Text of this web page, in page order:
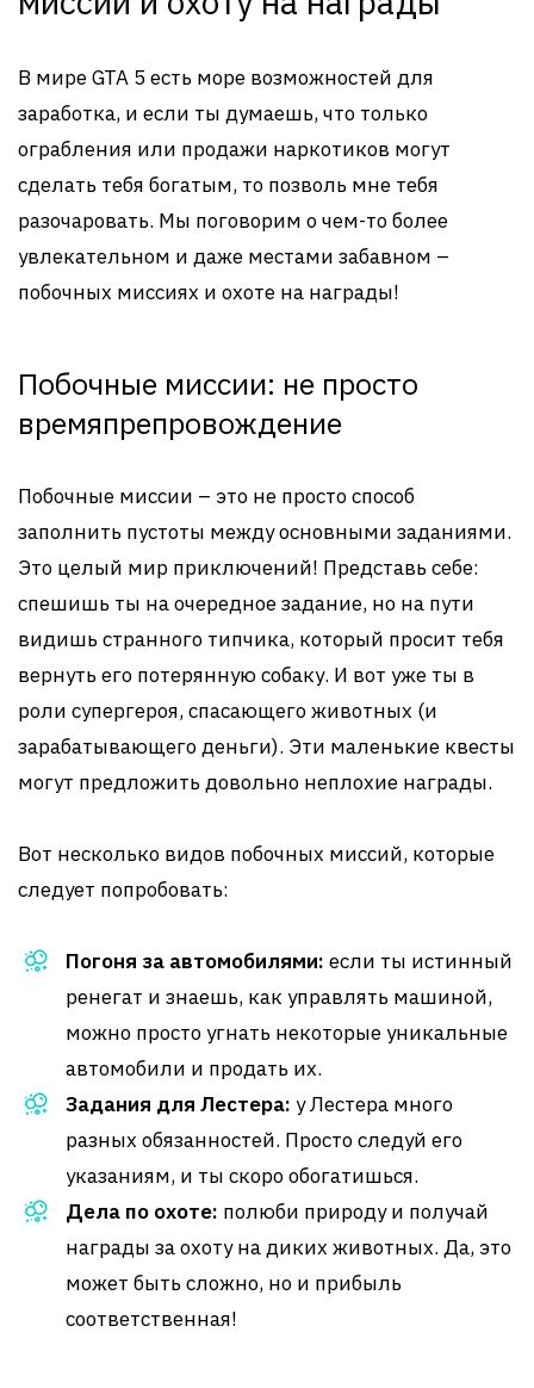
В мире GTA 5 есть море возможностей для
заработка, и если ты думаешь, что только
ограбления или продажи наркотиков могут
сделать тебя богатым, то позволь мне тебя
разочаровать. Мы поговорим о чем-то более
увлекательном и даже местами забавном –
побочных миссиях и охоте на награды!
Побочные миссии: не просто
времяпрепровождение
Побочные миссии – это не просто способ
заполнить пустоты между основными заданиями.
Это целый мир приключений! Представь себе:
спешишь ты на очередное задание, но на пути
видишь странного типчика, который просит тебя
вернуть его потерянную собаку. И вот уже ты в
роли супергероя, спасающего животных (и
зарабатывающего деньги). Эти маленькие квесты
могут предложить довольно неплохие награды.
Вот несколько видов побочных миссий, которые
следует попробовать:
Погоня за автомобилями: если ты истинный
ренегат и знаешь, как управлять машиной,
можно просто угнать некоторые уникальные
автомобили и продать их.
Задания для Лестера: у Лестера много
разных обязанностей. Просто следуй его
указаниям, и ты скоро обогатишься.
Дела по охоте: полюби природу и получай
награды за охоту на диких животных. Да, это
может быть сложно, но и прибыль
соответственная!